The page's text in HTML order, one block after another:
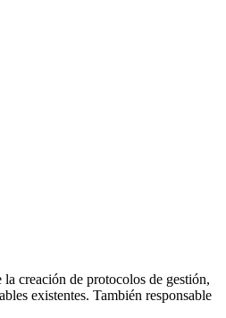
creación de protocolos de gestión,
existentes. También responsable